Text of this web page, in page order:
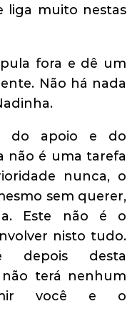
liga muito nestas
fora e dê um
Não há nada
do apoio e do
não é uma tarefa
nunca, o
sem querer,
Este não é o
nisto tudo.
depois desta
não terá nenhum
você e o